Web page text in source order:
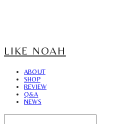
LIKE NOAH
ABOUT
SHOP
REVIEW
Q&A
NEWS